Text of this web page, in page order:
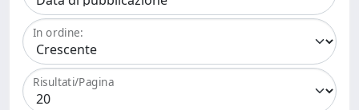
In ordine:
Risultati/Pagina